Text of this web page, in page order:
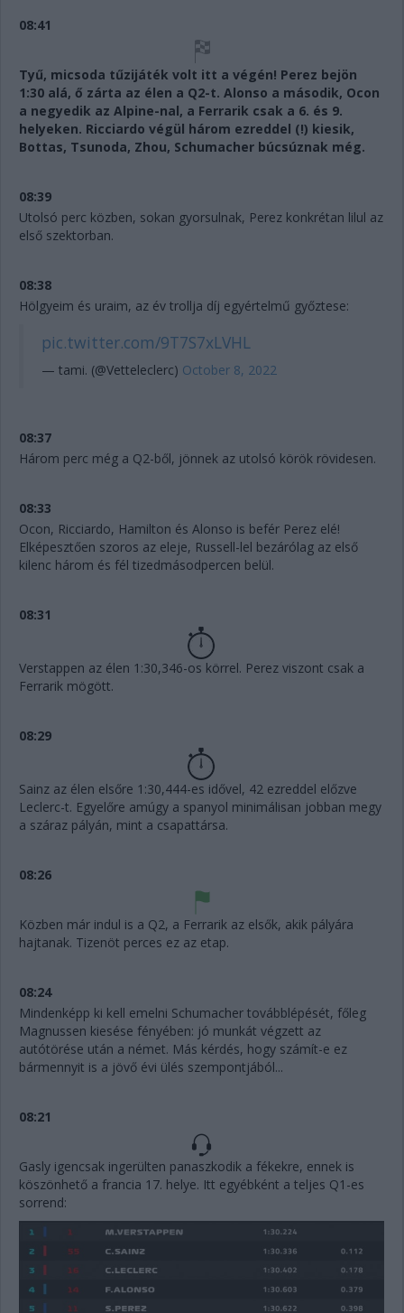
08:41
Tyű, micsoda tűzijáték volt itt a végén! Perez bejön
1:30 alá, ő zárta az élen a Q2-t. Alonso a második, Ocon
a negyedik az Alpine-nal, a Ferrarik csak a 6. és 9.
helyeken. Ricciardo végül három ezreddel (!) kiesik,
Bottas, Tsunoda, Zhou, Schumacher búcsúznak még.
08:39
Utolsó perc közben, sokan gyorsulnak, Perez konkrétan lilul az
első szektorban.
08:38
Hölgyeim és uraim, az év trollja díj egyértelmű győztese:
pic.twitter.com/9T7S7xLVHL
— tami. (@Vetteleclerc) October 8, 2022
08:37
Három perc még a Q2-ből, jönnek az utolsó körök rövidesen.
08:33
Ocon, Ricciardo, Hamilton és Alonso is befér Perez elé!
Elképesztően szoros az eleje, Russell-lel bezárólag az első
kilenc három és fél tizedmásodpercen belül.
08:31
Verstappen az élen 1:30,346-os körrel. Perez viszont csak a
Ferrarik mögött.
08:29
Sainz az élen elsőre 1:30,444-es idővel, 42 ezreddel előzve
Leclerc-t. Egyelőre amúgy a spanyol minimálisan jobban megy
a száraz pályán, mint a csapattársa.
08:26
Közben már indul is a Q2, a Ferrarik az elsők, akik pályára
hajtanak. Tizenöt perces ez az etap.
08:24
Mindenképp ki kell emelni Schumacher továbblépését, főleg
Magnussen kiesése fényében: jó munkát végzett az
autótörése után a német. Más kérdés, hogy számít-e ez
bármennyit is a jövő évi ülés szempontjából...
08:21
Gasly igencsak ingerülten panaszkodik a fékekre, ennek is
köszönhető a francia 17. helye. Itt egyébként a teljes Q1-es
sorrend: